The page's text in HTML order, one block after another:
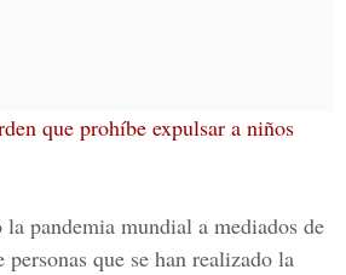
que prohíbe expulsar a niños
la pandemia mundial a mediados de
que se han realizado la